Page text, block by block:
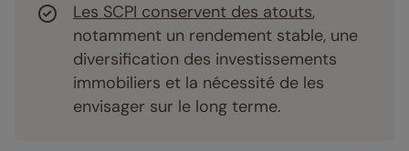
Les SCPI conservent des atouts,
notamment un rendement stable, une
diversification des investissements
immobiliers et la nécessité de les
envisager sur le long terme.